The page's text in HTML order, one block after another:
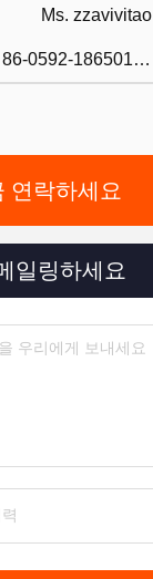
Ms. zzavivitao
86-0592-18650185095
연락하세요
일링하세요